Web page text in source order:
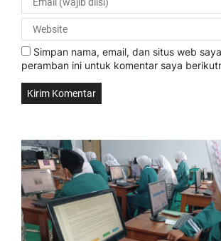
Simpan nama, email, dan situs web
peramban ini untuk komentar saya